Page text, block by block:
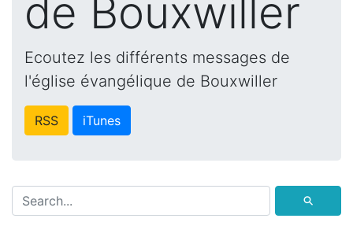
de Bouxwiller
Ecoutez les différents messages de
l'église évangélique de Bouxwiller
RSS iTunes
⚲